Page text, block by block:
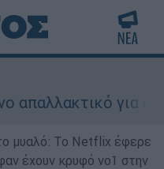
για
μυαλό: Το Netflix έφερε
έχουν κρυφό νο1 στην